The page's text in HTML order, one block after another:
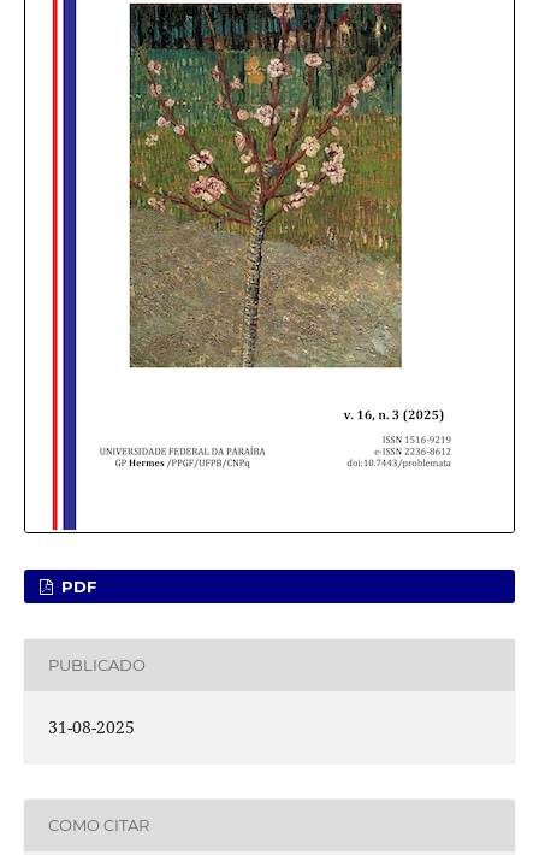
PDF
PUBLICADO
31-08-2025
COMO CITAR